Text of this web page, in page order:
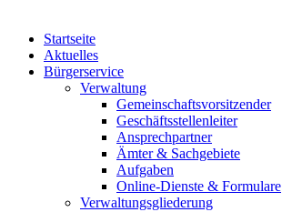
Startseite
Aktuelles
Bürgerservice
Verwaltung
Gemeinschaftsvorsitzender
Geschäftsstellenleiter
Ansprechpartner
Ämter & Sachgebiete
Aufgaben
Online-Dienste & Formulare
Verwaltungsgliederung